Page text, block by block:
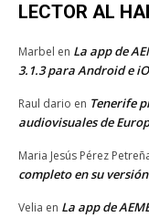
LECTOR AL
Marbel en La app de
3.1.3 para Android e
Raul dario en Tenerife
audiovisuales de
Maria Jesús Pérez
completo en su
Velia en La app de